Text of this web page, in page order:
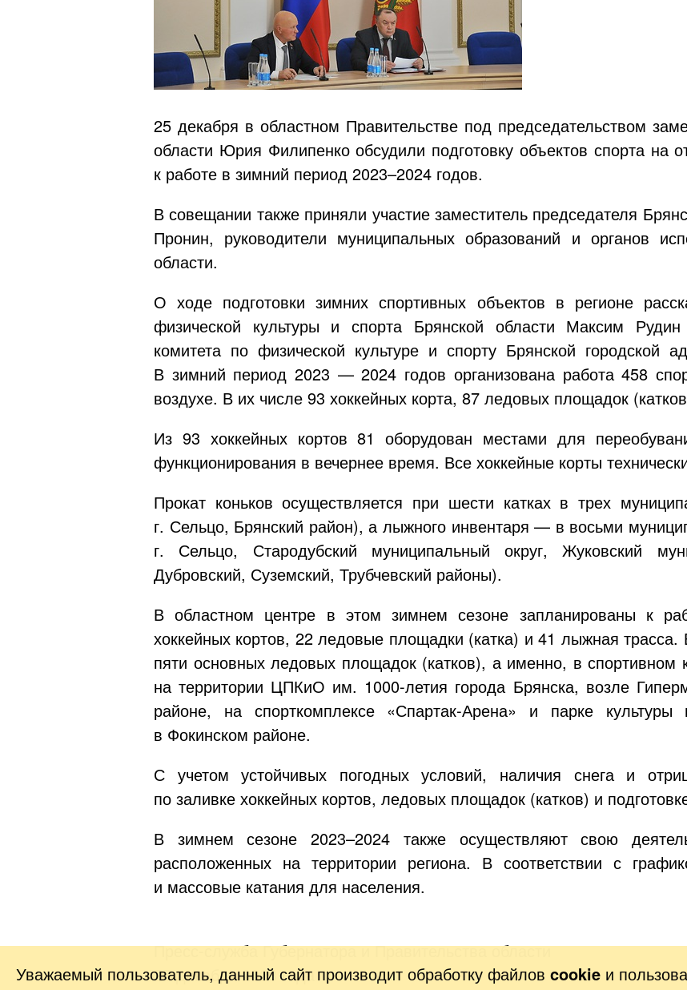
25 декабря в областном Правительстве под председательством
области Юрия Филипенко обсудили подготовку объектов спорта на
к работе в зимний период 2023–2024 годов.
В совещании также приняли участие заместитель председателя
Пронин, руководители муниципальных образований и органов
области.
О ходе подготовки зимних спортивных объектов в регионе
физической культуры и спорта Брянской области Максим Рудин
комитета по физической культуре и спорту Брянской городской
В зимний период 2023 — 2024 годов организована работа 458
воздухе. В их числе 93 хоккейных корта, 87 ледовых площадок
Из 93 хоккейных кортов 81 оборудован местами для
функционирования в вечернее время. Все хоккейные корты
Прокат коньков осуществляется при шести катках в трех
г. Сельцо, Брянский район), а лыжного инвентаря — в восьми
г. Сельцо, Стародубский муниципальный округ, Жуковский
Дубровский, Суземский, Трубчевский районы).
В областном центре в этом зимнем сезоне запланированы к
хоккейных кортов, 22 ледовые площадки (катка) и 41 лыжная трасса.
пяти основных ледовых площадок (катков), а именно, в спортивном
на территории ЦПКиО им. 1000-летия города Брянска, возле
районе, на спорткомплексе «Спартак-Арена» и парке культуры
в Фокинском районе.
С учетом устойчивых погодных условий, наличия снега и
по заливке хоккейных кортов, ледовых площадок (катков) и
В зимнем сезоне 2023–2024 также осуществляют свою
расположенных на территории региона. В соответствии с
и массовые катания для населения.
Пресс-служба Губернатора и Правительства области
26 декабря 2023 года
Уважаемый пользователь, данный сайт производит обработку файлов cookie и